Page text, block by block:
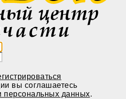
вы соглашаетесь
персональных данных.